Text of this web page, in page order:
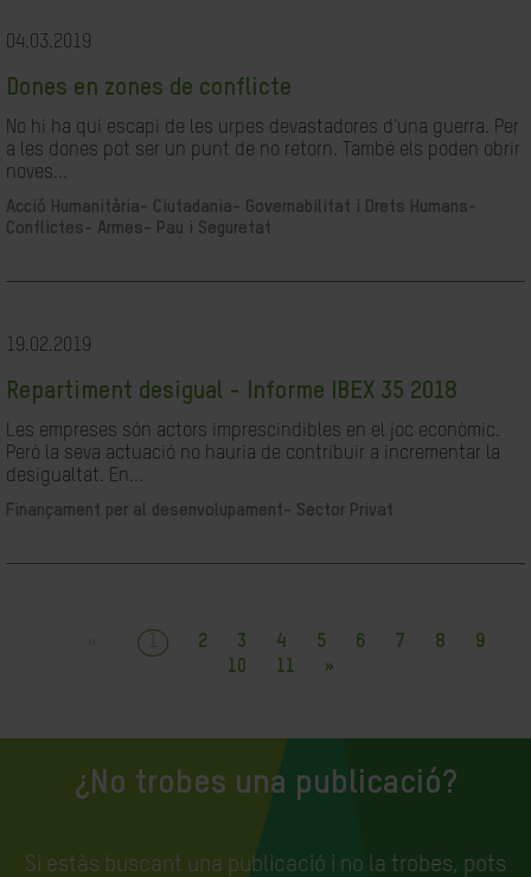
04.03.2019
Dones en zones de conflicte
No hi ha qui escapi de les urpes devastadores d'una guerra. Per
a les dones pot ser un punt de no retorn. També els poden obrir
noves...
Acció Humanitària-
Ciutadania- Governabilitat i Drets Humans-
Conflictes- Armes- Pau i Seguretat
19.02.2019
Repartiment desigual - Informe IBEX 35 2018
Les empreses són actors imprescindibles en el joc econòmic.
Però la seva actuació no hauria de contribuir a incrementar la
desigualtat. En...
Finançament per al desenvolupament- Sector Privat
« 1 2 3 4 5 6 7 8
9
10
11 »
¿No trobes una publicació?
Si estàs buscant una publicació i no la trobes, pots